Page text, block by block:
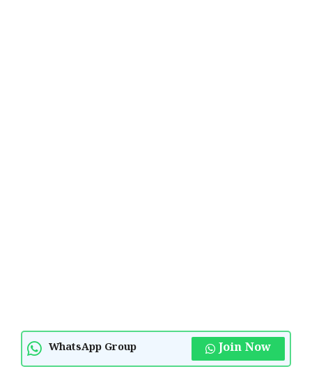
WhatsApp Group Join Now